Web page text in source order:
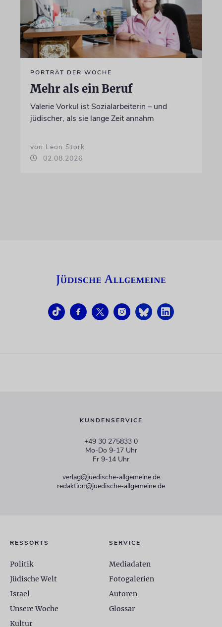
PORTRÄT DER WOCHE
Mehr als ein Beruf
Valerie Vorkul ist Sozialarbeiterin – und
jüdischer, als sie lange Zeit annahm
von Leon Stork
02.08.2026
KUNDENSERVICE
+49 30 275833 0
Mo-Do 9-17 Uhr
Fr 9-14 Uhr
verlag@juedische-allgemeine.de
redaktion@juedische-allgemeine.de
RESSORTS
Politik
Jüdische Welt
Israel
Unsere Woche
Kultur
SERVICE
Mediadaten
Fotogalerien
Autoren
Glossar